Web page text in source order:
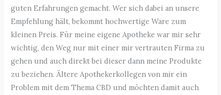
guten Erfahrungen gemacht. Wer sich dabei an unsere
Empfehlung hält, bekommt hochwertige Ware zum
kleinen Preis. Für meine eigene Apotheke war mir sehr
wichtig, den Weg nur mit einer mir vertrauten Firma zu
gehen und auch direkt bei dieser dann meine Produkte
zu beziehen. Ältere Apothekerkollegen von mir ein
Problem mit dem Thema CBD und möchten damit auch